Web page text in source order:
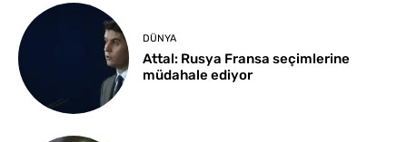
DÜNYA
Attal: Rusya Fransa seçimlerine
müdahale ediyor